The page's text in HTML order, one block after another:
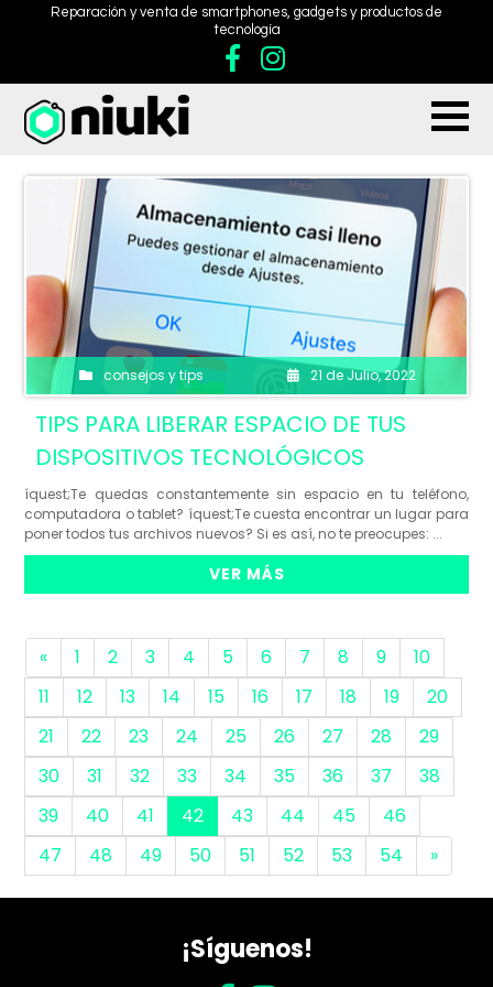
Reparación y venta de smartphones, gadgets y productos de
tecnología
consejos y tips 21 de Julio, 2022
TIPS PARA LIBERAR ESPACIO DE TUS
DISPOSITIVOS TECNOLÓGICOS
íquest;Te quedas constantemente sin espacio en tu teléfono,
computadora o tablet? íquest;Te cuesta encontrar un lugar para
poner todos tus archivos nuevos? Si es así, no te preocupes: ...
VER MÁS
« 1 2 3 4 5 6 7 8 9
10
11
12 13 14 15 16 17 18 19
20
21
22 23 24 25 26 27 28
29
30
31 32 33 34 35 36 37
38
39
40 41 42 43 44 45
46
47
48 49 50 51 52 53 54 »
¡Síguenos!